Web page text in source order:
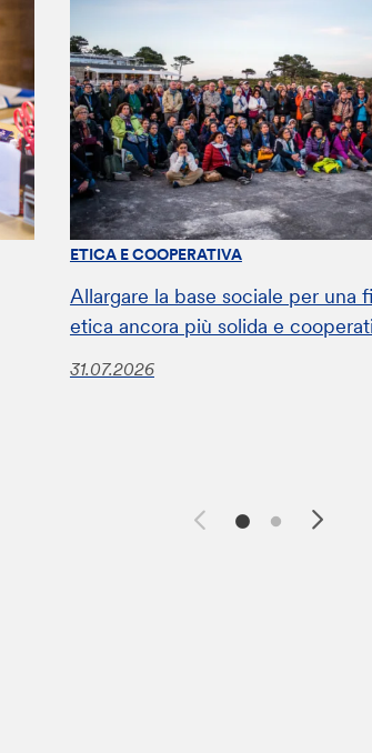
ETICA E COOPERATIVA
Allargare la base sociale per una
etica ancora più solida e
31.07.2026